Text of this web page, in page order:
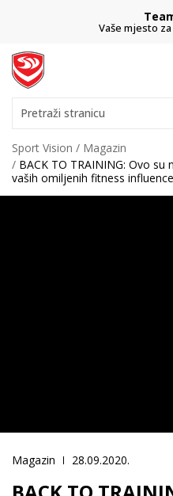
Vaše mjesto
Pretraži stranicu
Sport Vision
Magazin
BACK TO TRAINING: Ovo
vaših omiljenih fitness
Magazin 28.09.2020.